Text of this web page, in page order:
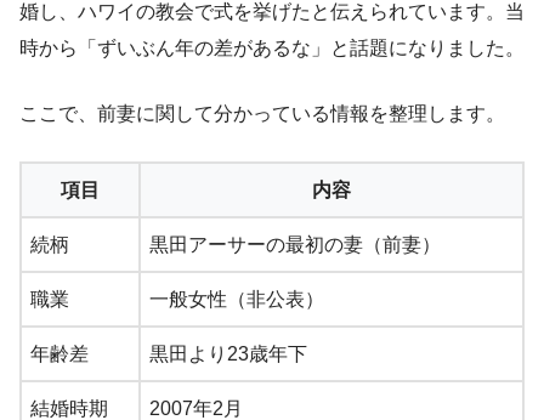
婚し、ハワイの教会で式を挙げたと伝えられています。当
時から「ずいぶん年の差があるな」と話題になりました。
ここで、前妻に関して分かっている情報を整理します。
項目 内容
続柄 黒田アーサーの最初の妻（前妻）
職業 一般女性（非公表）
年齢差 黒田より23歳年下
結婚時期 2007年2月